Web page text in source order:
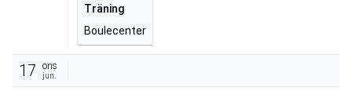
Träning
Boulecenter
17 ons
jun.